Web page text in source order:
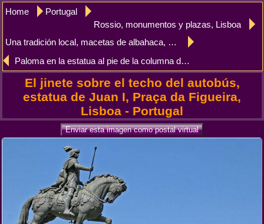
Home
Portugal
Rossio, monumentos y plazas, Lisboa
Una tradición local, macetas de albahaca, Plaza Figueira, Lisboa
Paloma en la estatua al pie de la columna de Dom Pedro IV, Rossio, Lisboa
El jinete sobre el techo del autobús,
estatua de Juan I, Praça da Figueira,
Lisboa - Portugal